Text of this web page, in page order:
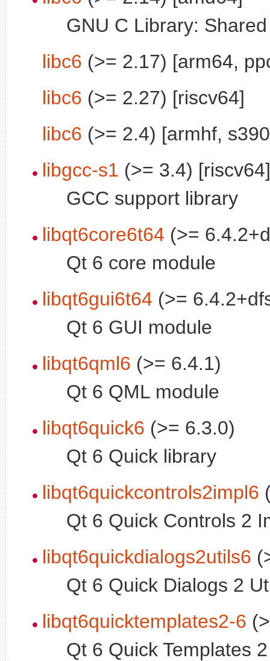
GNU C Library:
libc6 (>= 2.17) [arm64,
libc6 (>= 2.27) [riscv64]
libc6 (>= 2.4) [armhf,
libgcc-s1 (>= 3.4) [riscv64]
GCC support library
libqt6core6t64 (>=
Qt 6 core module
libqt6gui6t64 (>=
Qt 6 GUI module
libqt6qml6 (>= 6.4.1)
Qt 6 QML module
libqt6quick6 (>= 6.3.0)
Qt 6 Quick library
libqt6quickcontrols2impl6
Qt 6 Quick Controls 2
libqt6quickdialogs2utils6
Qt 6 Quick Dialogs 2
libqt6quicktemplates2-6
Qt 6 Quick Templates